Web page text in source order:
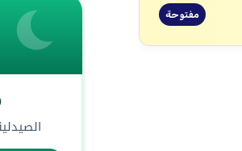
مفتوحة